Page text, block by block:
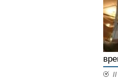
//